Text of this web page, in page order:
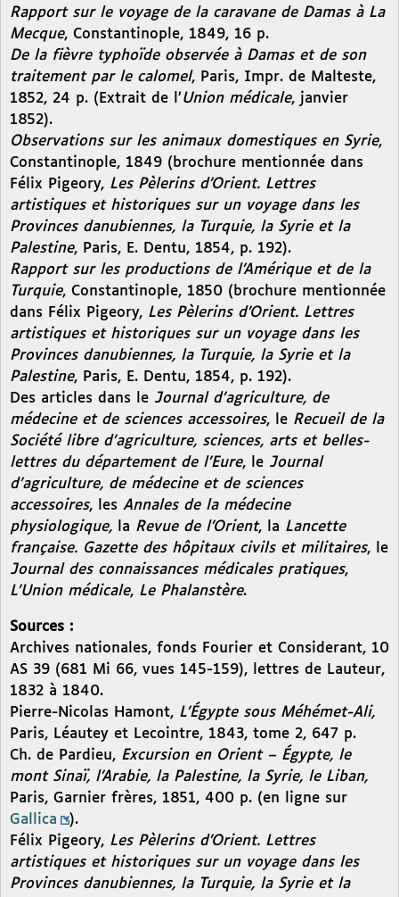
Rapport sur le voyage de la caravane de Damas à La
Mecque, Constantinople, 1849, 16 p.
De la fièvre typhoïde observée à Damas et de son
traitement par le calomel, Paris, Impr. de Malteste,
1852, 24 p. (Extrait de l’Union médicale, janvier
1852).
Observations sur les animaux domestiques en Syrie,
Constantinople, 1849 (brochure mentionnée dans
Félix Pigeory, Les Pèlerins d’Orient. Lettres
artistiques et historiques sur un voyage dans les
Provinces danubiennes, la Turquie, la Syrie et la
Palestine, Paris, E. Dentu, 1854, p. 192).
Rapport sur les productions de l’Amérique et de la
Turquie, Constantinople, 1850 (brochure mentionnée
dans Félix Pigeory, Les Pèlerins d’Orient. Lettres
artistiques et historiques sur un voyage dans les
Provinces danubiennes, la Turquie, la Syrie et la
Palestine, Paris, E. Dentu, 1854, p. 192).
Des articles dans le Journal d’agriculture, de
médecine et de sciences accessoires, le Recueil de la
Société libre d’agriculture, sciences, arts et belles-
lettres du département de l’Eure, le Journal
d’agriculture, de médecine et de sciences
accessoires, les Annales de la médecine
physiologique, la Revue de l’Orient, la Lancette
française. Gazette des hôpitaux civils et militaires, le
Journal des connaissances médicales pratiques,
L’Union médicale, Le Phalanstère.
Sources :
Archives nationales, fonds Fourier et Considerant, 10
AS 39 (681 Mi 66, vues 145-159), lettres de Lauteur,
1832 à 1840.
Pierre-Nicolas Hamont, L’Égypte sous Méhémet-Ali,
Paris, Léautey et Lecointre, 1843, tome 2, 647 p.
Ch. de Pardieu, Excursion en Orient – Égypte, le
mont Sinaï, l’Arabie, la Palestine, la Syrie, le Liban,
Paris, Garnier frères, 1851, 400 p. (en ligne sur
Gallica
).
Félix Pigeory, Les Pèlerins d’Orient. Lettres
artistiques et historiques sur un voyage dans les
Provinces danubiennes, la Turquie, la Syrie et la